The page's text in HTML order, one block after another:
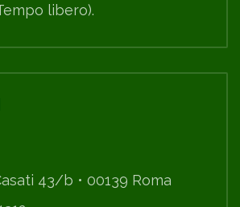
libero).
43/b • 00139 Roma